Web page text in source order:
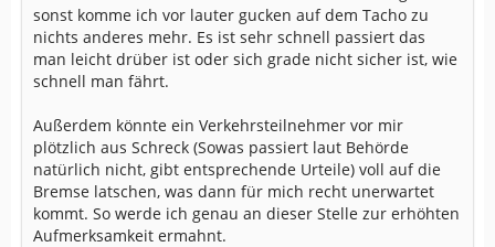
sonst komme ich vor lauter gucken auf dem Tacho zu
nichts anderes mehr. Es ist sehr schnell passiert das
man leicht drüber ist oder sich grade nicht sicher ist, wie
schnell man fährt.
Außerdem könnte ein Verkehrsteilnehmer vor mir
plötzlich aus Schreck (Sowas passiert laut Behörde
natürlich nicht, gibt entsprechende Urteile) voll auf die
Bremse latschen, was dann für mich recht unerwartet
kommt. So werde ich genau an dieser Stelle zur erhöhten
Aufmerksamkeit ermahnt.